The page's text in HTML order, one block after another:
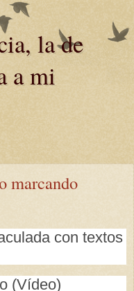
la de
a mi
marcando
con textos
(Vídeo)